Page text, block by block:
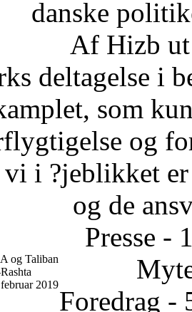
danske
Af Hizb
deltagelse i
som
og
vi i ?jeblikket
og de
Presse -
og Taliban
2019
Foredrag -